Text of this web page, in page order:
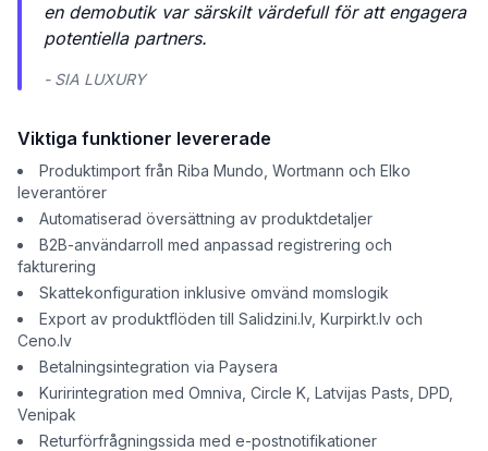
en demobutik var särskilt värdefull för att engagera
potentiella partners.
- SIA LUXURY
Viktiga funktioner levererade
Produktimport från Riba Mundo, Wortmann och Elko
leverantörer
Automatiserad översättning av produktdetaljer
B2B-användarroll med anpassad registrering och
fakturering
Skattekonfiguration inklusive omvänd momslogik
Export av produktflöden till Salidzini.lv, Kurpirkt.lv och
Ceno.lv
Betalningsintegration via Paysera
Kuririntegration med Omniva, Circle K, Latvijas Pasts, DPD,
Venipak
Returförfrågningssida med e-postnotifikationer